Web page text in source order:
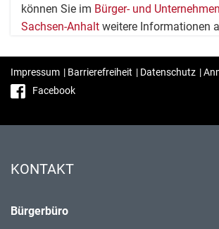
können Sie im Bürger- und
Sachsen-Anhalt weitere Informationen
Impressum | Barrierefreiheit | Datenschutz |
Facebook
KONTAKT
Bürgerbüro